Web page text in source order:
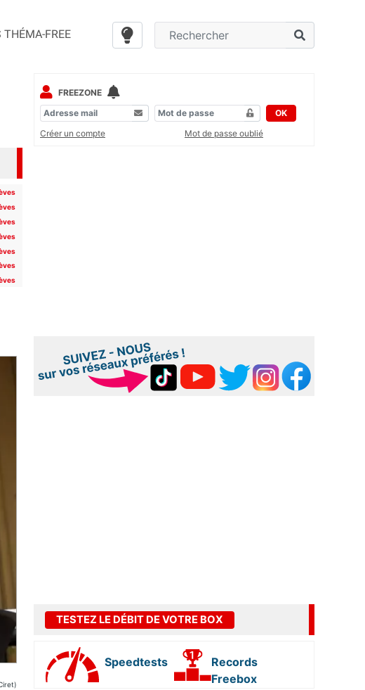
THÉMA-FREE
FREEZONE
OK
Créer un compte
Mot de passe oublié
TESTEZ LE DÉBIT DE VOTRE BOX
Speedtests
Records
Freebox